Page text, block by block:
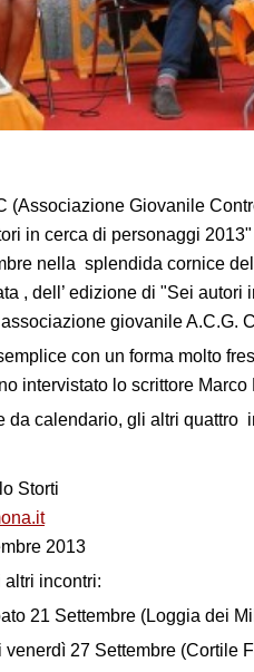
(Associazione Giovanile
in cerca di personaggi
nella splendida cornice
, dell’ edizione di "Sei
giovanile A.C.G.
con un forma molto
intervistato lo scrittore Marco
da calendario, gli altri quattro
Storti
2013
altri incontri:
21 Settembre (Loggia dei
venerdì 27 Settembre (Cortile